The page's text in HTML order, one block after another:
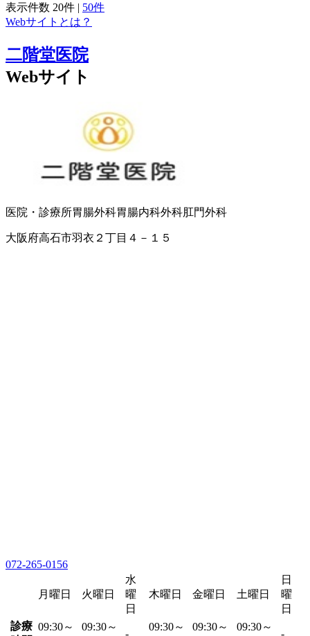
表示件数 20件 | 50件
Webサイトとは？
二階堂医院
Webサイト
医院・診療所胃腸外科胃腸内科外科肛門外科
大阪府高石市羽衣２丁目４－１５
072-265-0156
月曜日 火曜日
水
曜
日
木曜日 金曜日 土曜日
日
曜
日
診療 09:30～
09:30～
-
09:30～
09:30～
09:30～
-